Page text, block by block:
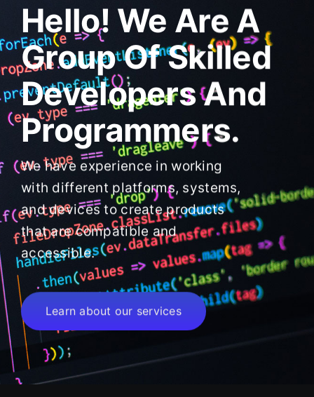
Hello! We Are A
Group Of Skilled
Developers And
Programmers.
We have experience in working
with different platforms, systems,
and devices to create products
that are compatible and
accessible.
Learn about our services